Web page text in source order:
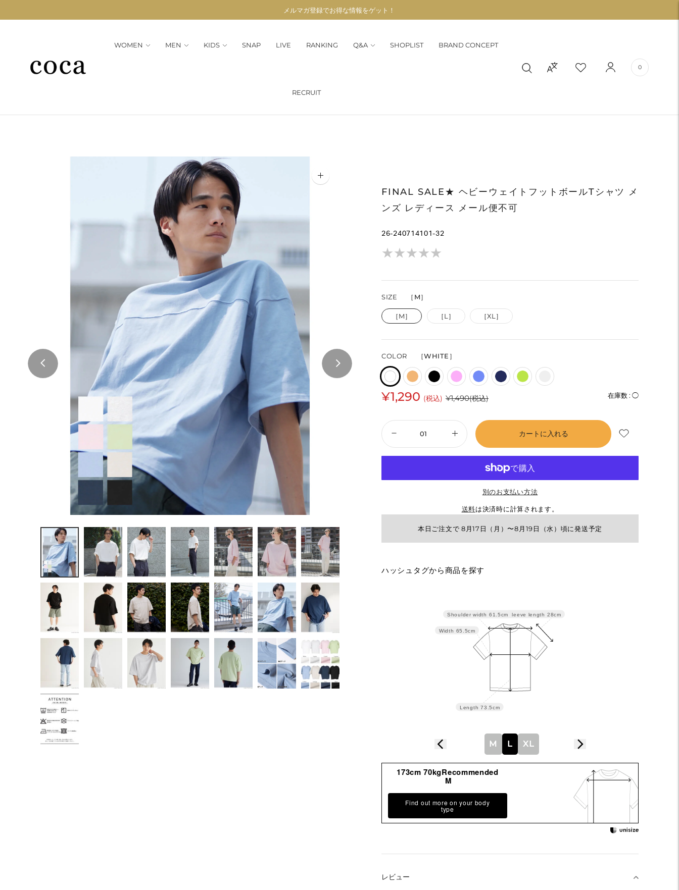
メルマガ登録でお得な情報をゲット！
WOMEN MEN KIDS SNAP LIVE RANKING Q&A SHOPLIST BRAND CONCEPT
RECRUIT
0
FINAL SALE★ ヘビーウェイトフットボールTシャツ メ
ンズ レディース メール便不可
26-240714101-32
★★★★★
★★★★★
COLOR ［WHITE］
SIZE ［M］
［M］ ［L］ ［XL］
¥1,290 (税込) ¥1,490(税込)通
格
在庫数 : ◯
カートに入れる
別のお支払い方法
送料は決済時に計算されます。
本日ご注文で 8月17日（月）〜8月19日（水）頃に発送予定
カ
ハッシュタグから商品を探す
Sleeve length 28cm
Length 73.5cm
Width 65.5cm
Shoulder width 61.5cm
M L XL
173cm 70kgRecommended
M
Find out more on your body
type
レビュー